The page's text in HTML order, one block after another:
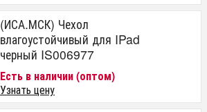
(ИСА.МСК) Чехол
влагоустойчивый для IPad
черный IS006977
Есть в наличии (оптом)
Узнать цену